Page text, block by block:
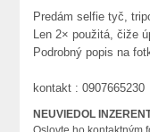
Predám selfie tyč,
Len 2× použitá, čiže
Podrobný popis na
kontakt : 0907665230
NEUVIEDOL